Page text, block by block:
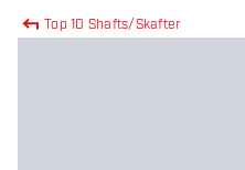
Top 10 Shafts/Skafter